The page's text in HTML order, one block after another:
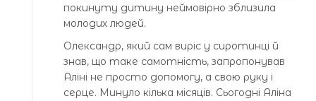
покинуту дитину неймовірно зблизила
молодих людей.
Олександр, який сам виріс у сиротинці й
знав, що таке самотність, запропонував
Аліні не просто допомогу, а свою руку і
серце. Минуло кілька місяців. Сьогодні Аліна